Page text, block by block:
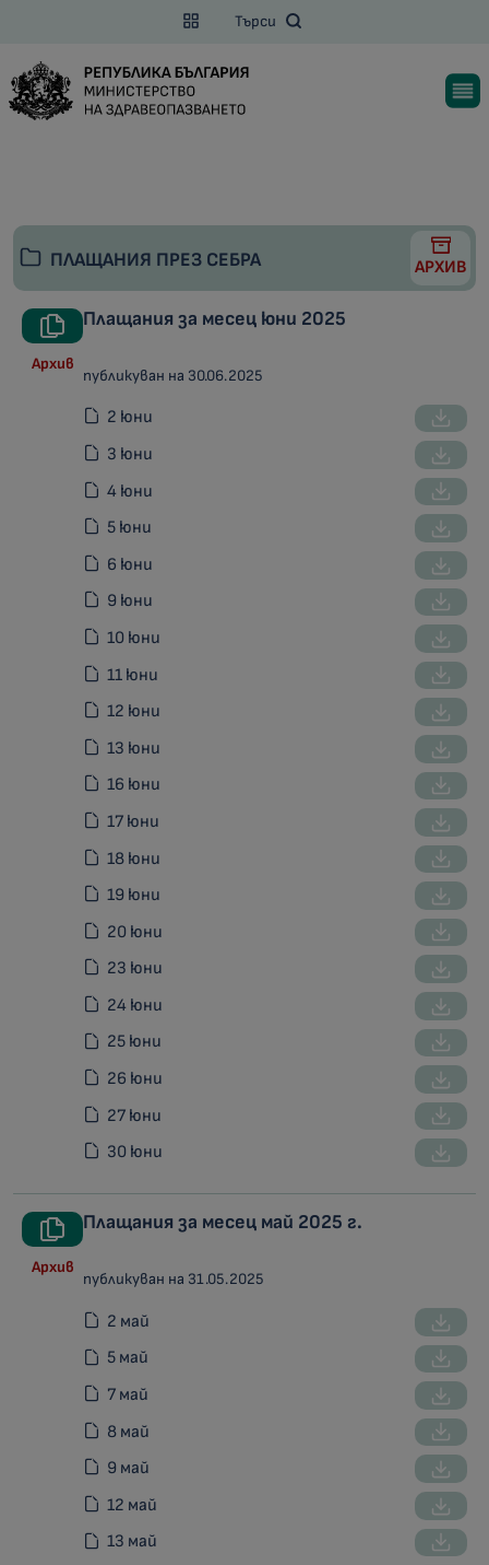
Търси
ПЛАЩАНИЯ ПРЕЗ СЕБРА АРХИВ
Архив
Плащания за месец юни 2025
публикуван на 30.06.2025
2 юни
3 юни
4 юни
5 юни
6 юни
9 юни
10 юни
11 юни
12 юни
13 юни
16 юни
17 юни
18 юни
19 юни
20 юни
23 юни
24 юни
25 юни
26 юни
27 юни
30 юни
Архив
Плащания за месец май 2025 г.
публикуван на 31.05.2025
2 май
5 май
7 май
8 май
9 май
12 май
13 май